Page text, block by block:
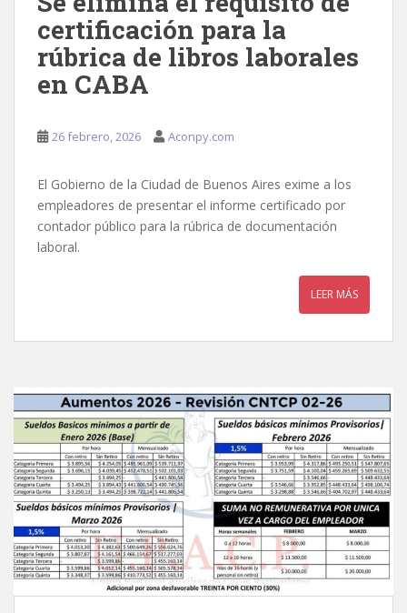
certificación para la
rúbrica de libros laborales
en CABA
26 febrero, 2026 Aconpy.com
El Gobierno de la Ciudad de Buenos Aires exime a los
empleadores de presentar el informe certificado por
contador público para la rúbrica de documentación
laboral.
LEER MÁS